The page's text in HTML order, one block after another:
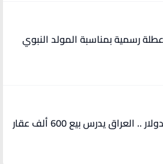
عطلة رسمية بمناسبة المولد النبوي
قيمتها 150 مليار دولار .. العراق يدرس بيع 600 ألف عقار